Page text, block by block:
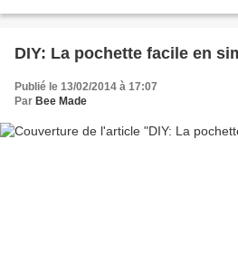
DIY: La pochette facile en
Publié le 13/02/2014 à 17:07
Par Bee Made